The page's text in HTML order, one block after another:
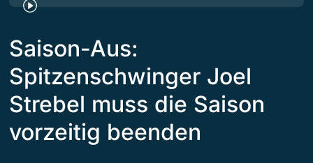
Saison-Aus:
Spitzenschwinger Joel
Strebel muss die Saison
vorzeitig beenden